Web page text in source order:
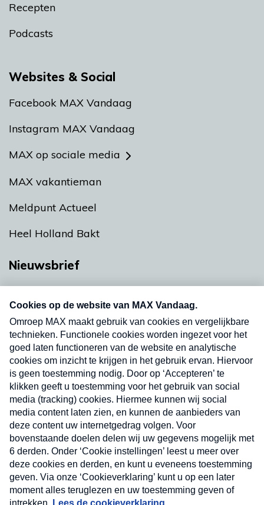
Recepten
Podcasts
Websites & Social
Facebook MAX Vandaag
Instagram MAX Vandaag
MAX op sociale media
MAX vakantieman
Meldpunt Actueel
Heel Holland Bakt
Nieuwsbrief
Neem hier een gratis abonnement op onze
nieuwsbrief. Elke vrijdag- en dinsdagochtend in
uw mailbox.
Verzend
Nieuwsbrief
Neem hier een gratis abonnement op onze
nieuwsbrief. Elke vrijdag- en dinsdagochtend in uw